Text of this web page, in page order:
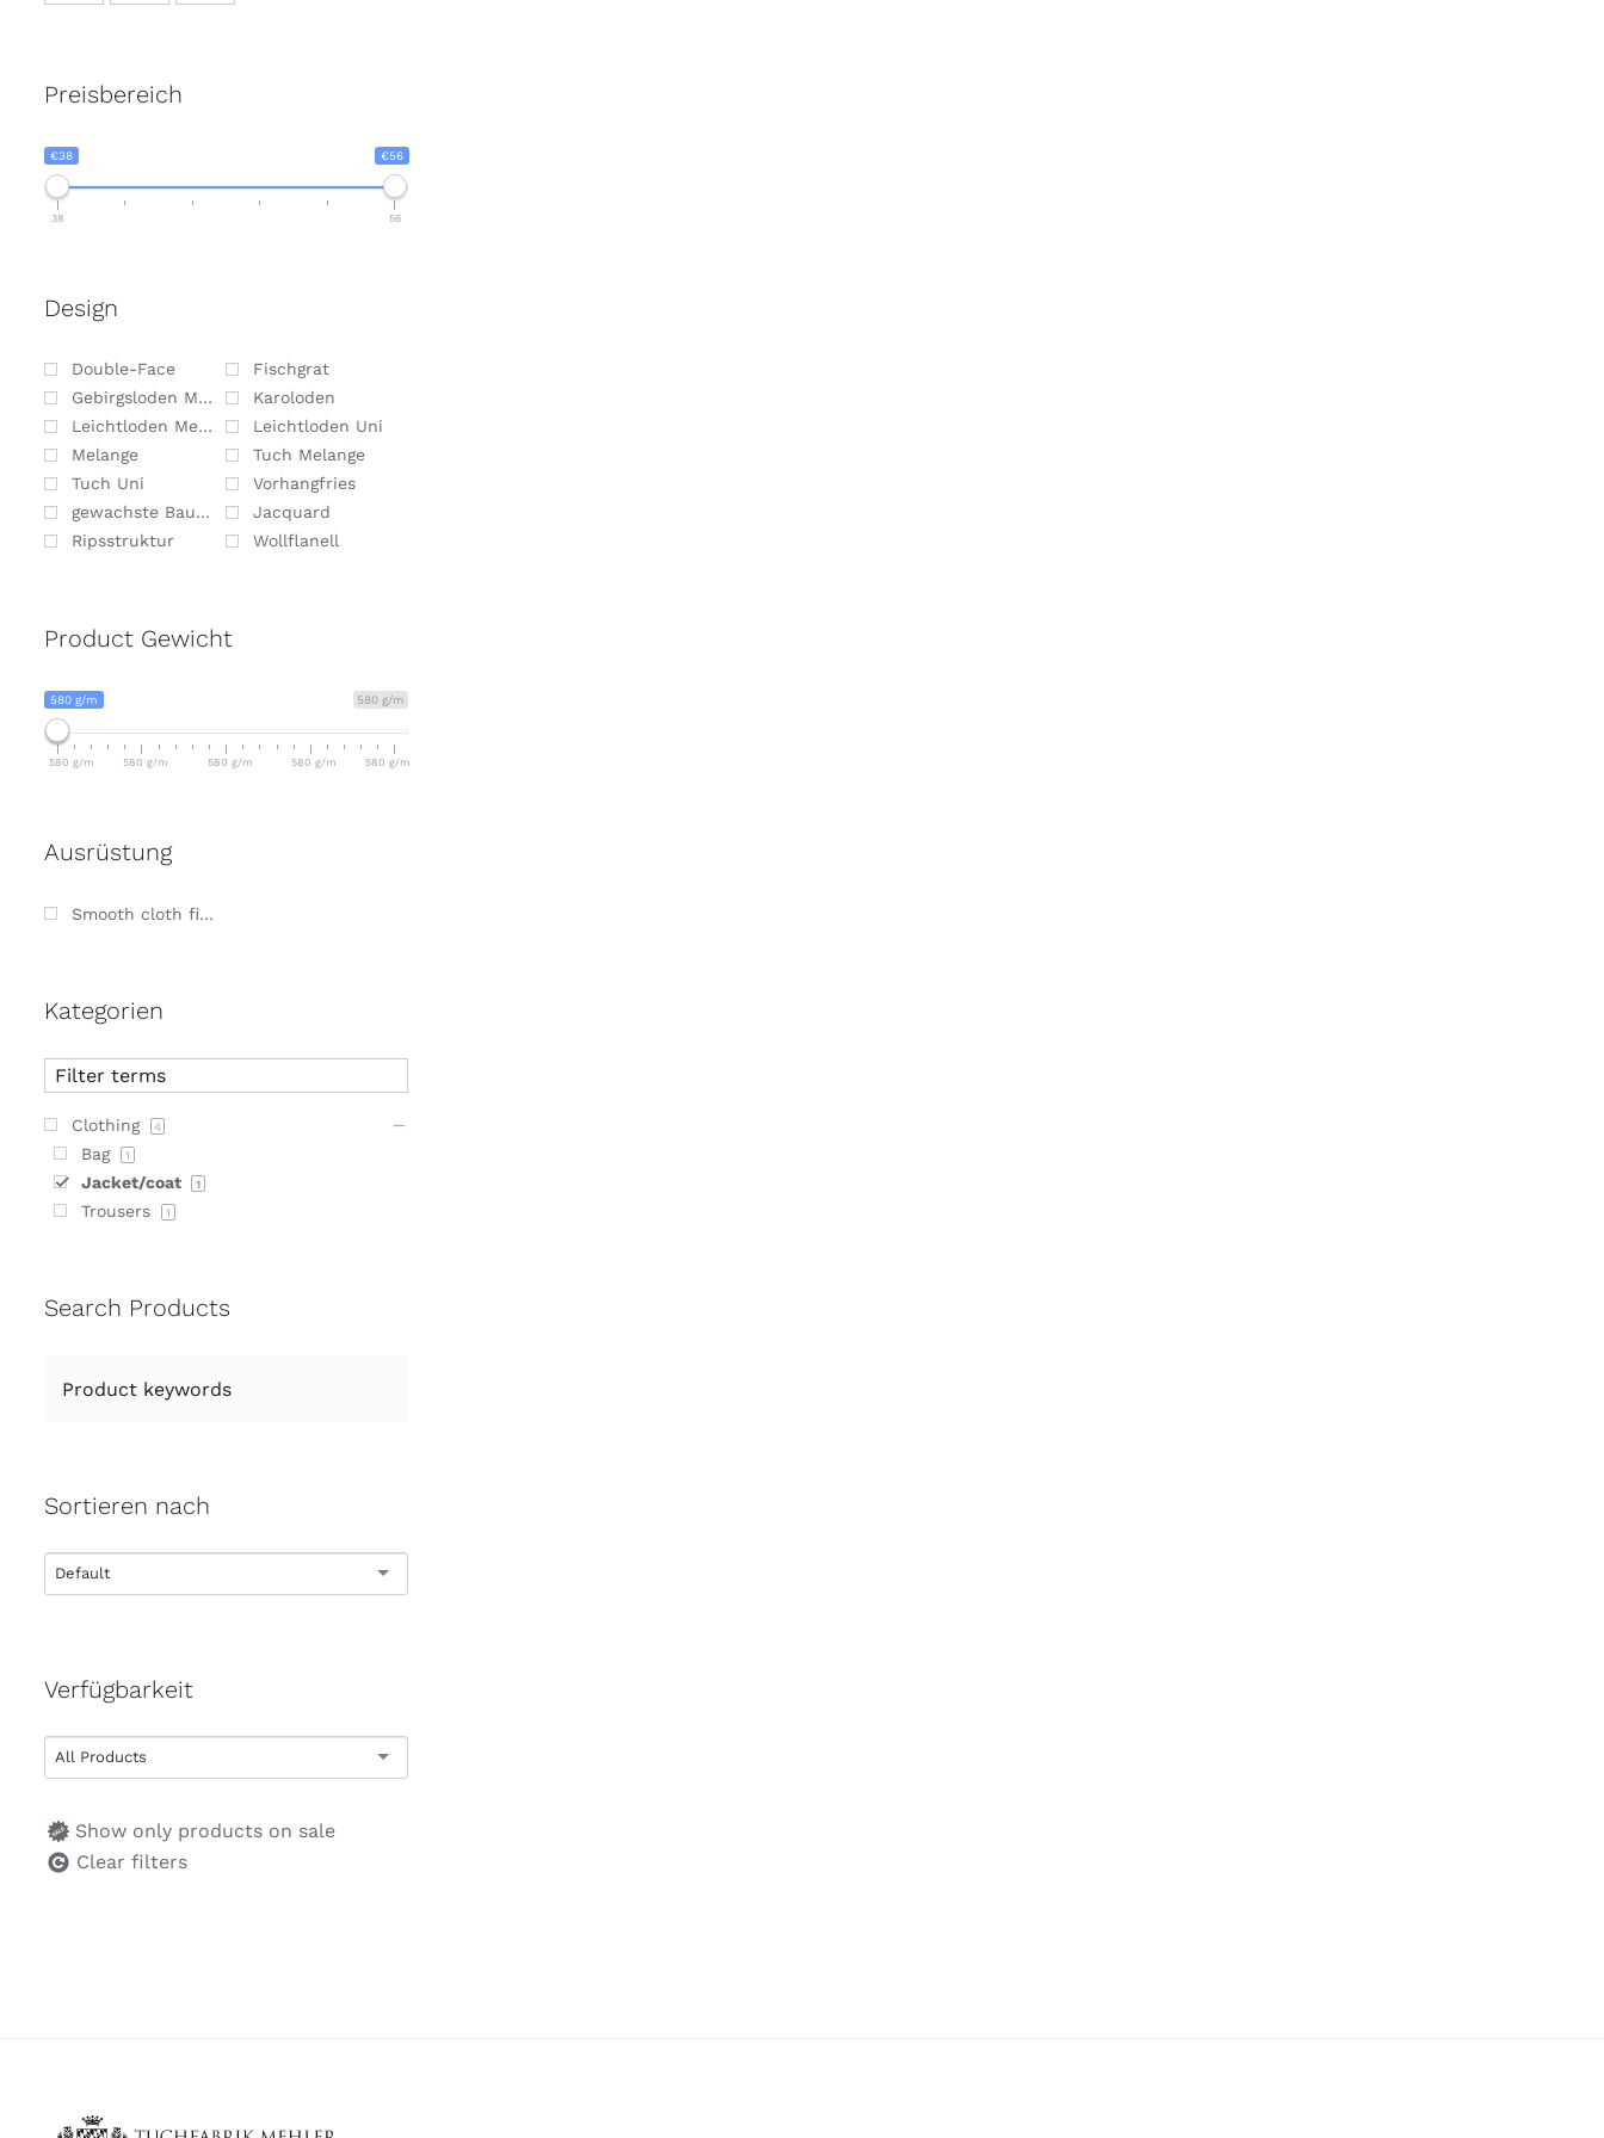
Preisbereich
€38 €56
38 56
Design
Double-Face
Fischgrat
Gebirgsloden Melange
Karoloden
Leichtloden Melange
Leichtloden Uni
Melange
Tuch Melange
Tuch Uni
Vorhangfries
gewachste Baumwolle
Jacquard
Ripsstruktur
Wollflanell
Product Gewicht
580 g/m
580 g/m
580 g/m 580 g/m 580 g/m 580 g/m 580 g/m
Ausrüstung
Smooth cloth finish
Kategorien
Clothing 4
Bag 1
Jacket/coat 1
Trousers 1
Search Products
Sortieren nach
Default
Verfügbarkeit
All Products
Show only products on sale
Clear filters